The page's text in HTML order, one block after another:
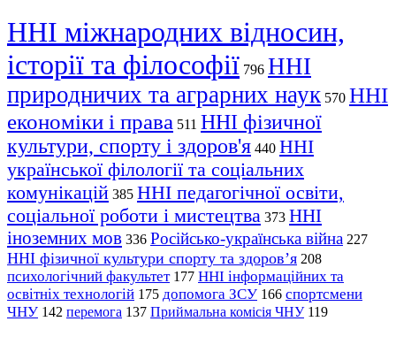
ННІ міжнародних відносин,
історії та філософії 796 ННІ
природничих та аграрних наук 570 ННІ
економіки і права 511 ННІ фізичної
культури, спорту і здоров'я 440 ННІ
української філології та соціальних
комунікацій 385 ННІ педагогічної освіти,
соціальної роботи і мистецтва 373 ННІ
іноземних мов 336 Російсько-українська війна 227
ННІ фізичної культури спорту та здоров’я 208
психологічний факультет 177 ННІ інформаційних та
освітніх технологій 175 допомога ЗСУ 166 спортсмени
ЧНУ 142 перемога 137 Приймальна комісія ЧНУ 119